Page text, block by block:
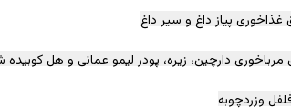
وزردچوبه